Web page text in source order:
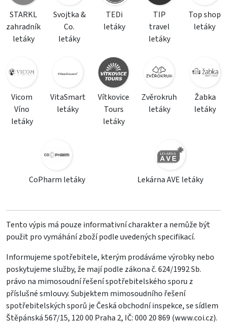
STARKL
zahradník
letáky
Svojtka &
Co.
letáky
TEDi
letáky
TIP
travel
letáky
Top shop
letáky
Vicom
Víno
letáky
VitaSmart
letáky
Vítkovice
Tours
letáky
Zvěrokruh
letáky
Žabka
letáky
CoPharm letáky Lekárna AVE letáky
Tento výpis má pouze informativní charakter a nemůže být
použit pro vymáhání zboží podle uvedených specifikací.
Informujeme spotřebitele, kterým prodáváme výrobky nebo
poskytujeme služby, že mají podle zákona č. 624/1992 Sb.
právo na mimosoudní řešení spotřebitelského sporu z
příslušné smlouvy. Subjektem mimosoudního řešení
spotřebitelských sporů je Česká obchodní inspekce, se sídlem
Štěpánská 567/15, 120 00 Praha 2, IČ: 000 20 869 (www.coi.cz).